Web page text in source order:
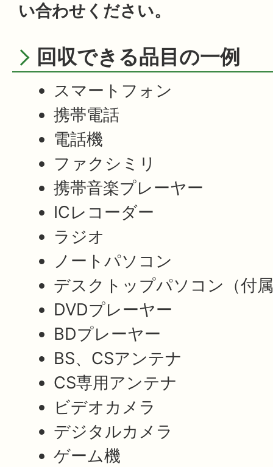
い合わせください。
回収できる品目の一例
スマートフォン
携帯電話
電話機
ファクシミリ
携帯音楽プレーヤー
ICレコーダー
ラジオ
ノートパソコン
デスクトップパソコン（付
DVDプレーヤー
BDプレーヤー
BS、CSアンテナ
CS専用アンテナ
ビデオカメラ
デジタルカメラ
ゲーム機